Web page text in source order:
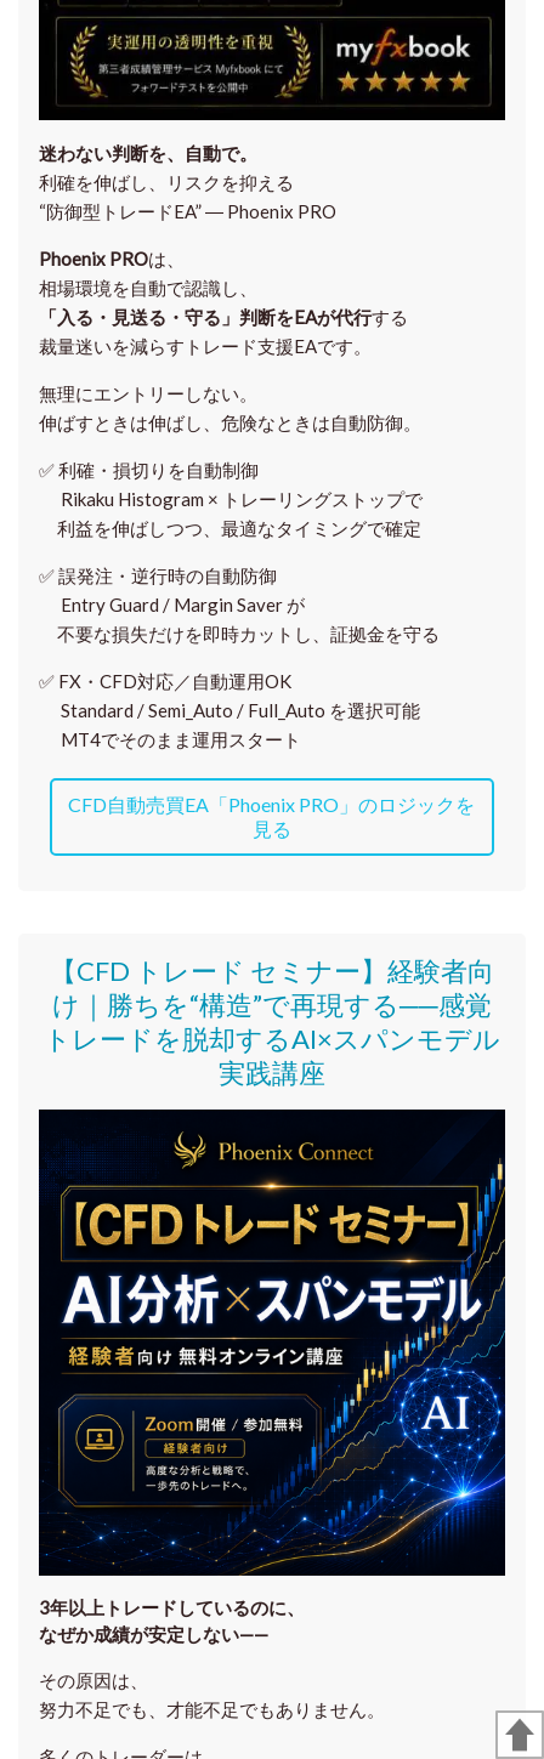
迷わない判断を、自動で。
利確を伸ばし、リスクを抑える
“防御型トレードEA” ― Phoenix PRO
Phoenix PROは、
相場環境を自動で認識し、
「入る・見送る・守る」判断をEAが代行する
裁量迷いを減らすトレード支援EAです。
無理にエントリーしない。
伸ばすときは伸ばし、危険なときは自動防御。
✅利確・損切りを自動制御
Rikaku Histogram × トレーリングストップで
利益を伸ばしつつ、最適なタイミングで確定
✅誤発注・逆行時の自動防御
Entry Guard / Margin Saver が
不要な損失だけを即時カットし、証拠金を守る
✅ FX・CFD対応／自動運用OK
Standard / Semi_Auto / Full_Auto を選択可能
MT4でそのまま運用スタート
CFD自動売買EA「Phoenix PRO」のロジックを
見る
【CFD トレード セミナー】 経験者向
け｜ 勝ちを“構造”で再現する──感覚
トレードを脱却するAI×スパンモデル
実践講座
3年以上トレードしているのに、
なぜか成績が安定しない——
その原因は、
努力不足でも、才能不足でもありません。